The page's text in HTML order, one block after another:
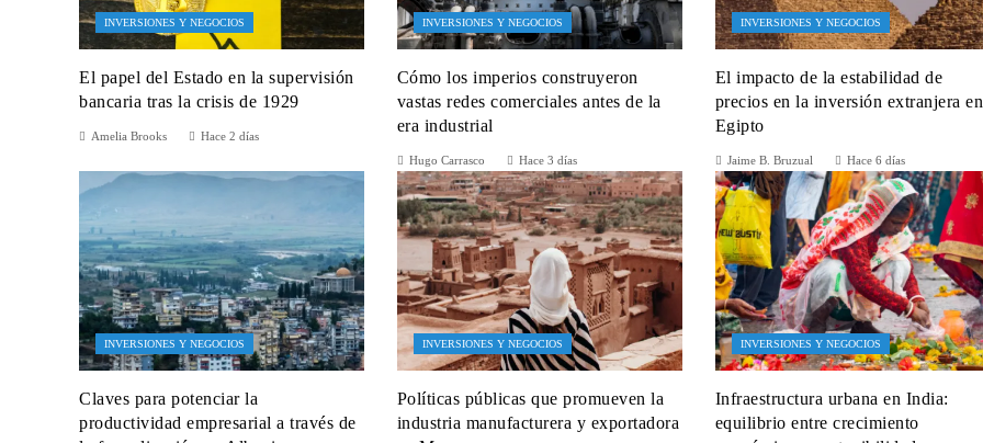
INVERSIONES Y NEGOCIOS
El papel del Estado en la supervisión
bancaria tras la crisis de 1929
Amelia Brooks Hace 2 días
INVERSIONES Y NEGOCIOS
Cómo los imperios construyeron
vastas redes comerciales antes de la
era industrial
Hugo Carrasco Hace 3 días
INVERSIONES Y NEGOCIOS
El impacto de la estabilidad de
precios en la inversión extranjera en
Egipto
Jaime B. Bruzual Hace 6 días
INVERSIONES Y NEGOCIOS
Claves para potenciar la
productividad empresarial a través de
INVERSIONES Y NEGOCIOS
Políticas públicas que promueven la
industria manufacturera y exportadora
INVERSIONES Y NEGOCIOS
Infraestructura urbana en India:
equilibrio entre crecimiento